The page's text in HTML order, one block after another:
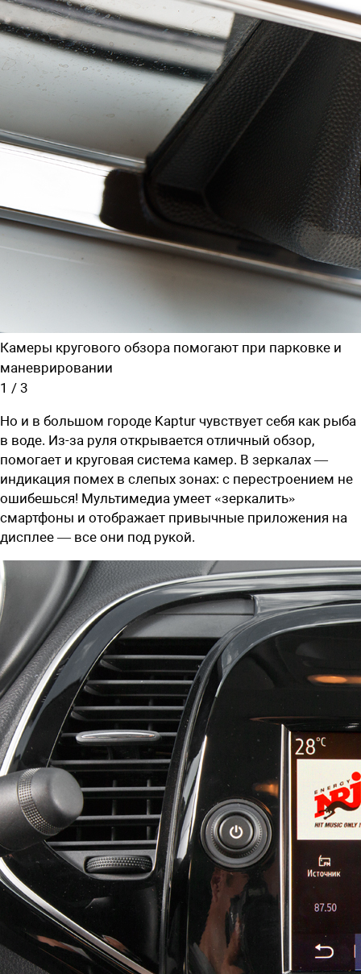
Камеры кругового обзора помогают при парковке и
маневрировании
1 / 3
Но и в большом городе Kaptur чувствует себя как рыба
в воде. Из-за руля открывается отличный обзор,
помогает и круговая система камер. В зеркалах —
индикация помех в слепых зонах: с перестроением не
ошибешься! Мультимедиа умеет «зеркалить»
смартфоны и отображает привычные приложения на
дисплее — все они под рукой.